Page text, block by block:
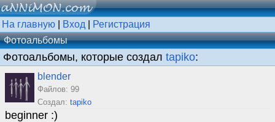
На главную Вход
Регистрация
Фотоальбомы
Фотоальбомы, которые создал tapiko:
blender
Файлов: 99
Создал: tapiko
beginner :)